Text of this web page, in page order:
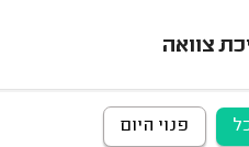
צוואה
פנוי היום